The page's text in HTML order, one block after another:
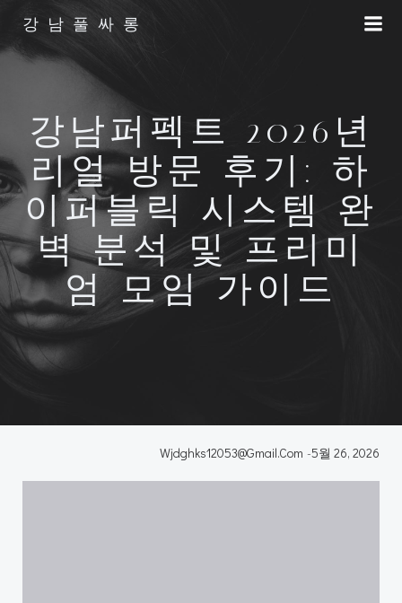
강남풀싸롱
강남퍼펙트 2026년
리얼 방문 후기: 하
이퍼블릭 시스템 완
벽 분석 및 프리미
엄 모임 가이드
Wjdghks12053@gmail.com -5월 26, 2026